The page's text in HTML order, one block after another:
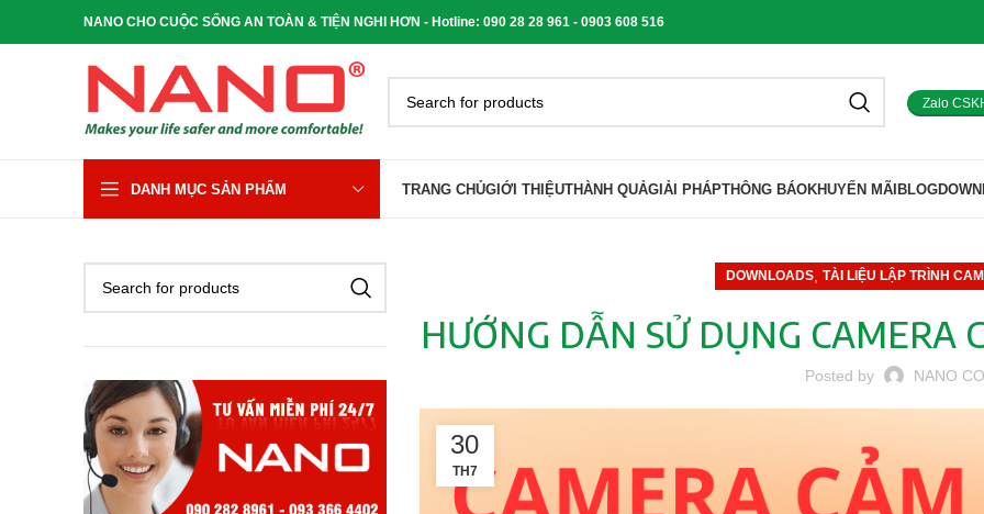
NANO CHO CUỘC SỐNG AN TOÀN & TIỆN NGHI HƠN - Hotline: 090 28 28 961 - 0903 608 516
Zalo
DANH MỤC SẢN PHẨM TRANG CHỦGIỚI THIỆUTHÀNH QUẢGIẢI PHÁPTHÔNG BÁOKHUYẾN MÃIBLOG
DOWNLOADS ,TÀI LIỆU LẬP TRÌNH
HƯỚNG DẪN SỬ DỤNG CAMERA
Posted by NANO
30
TH7